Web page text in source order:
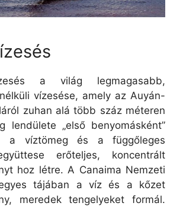
a világ legmagasabb,
vízesése, amely az Auyán-
zuhan alá több száz méteren
lendülete „első benyomásként”
a víztömeg és a függőleges
erőteljes, koncentrált
hoz létre. A Canaima Nemzeti
tájában a víz és a kőzet
meredek tengelyeket formál.